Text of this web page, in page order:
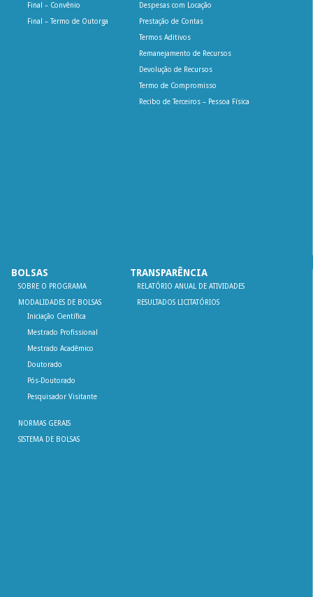
Final – Convênio
Final – Termo de Outorga
Despesas com Locação
Prestação de Contas
Termos Aditivos
Remanejamento de Recursos
Devolução de Recursos
Termo de Compromisso
Recibo de Terceiros – Pessoa Física
BOLSAS
SOBRE O PROGRAMA
MODALIDADES DE BOLSAS
Iniciação Científica
Mestrado Profissional
Mestrado Acadêmico
Doutorado
Pós-Doutorado
Pesquisador Visitante
NORMAS GERAIS
SISTEMA DE BOLSAS
TRANSPARÊNCIA
RELATÓRIO ANUAL DE ATIVIDADES
RESULTADOS LICITATÓRIOS